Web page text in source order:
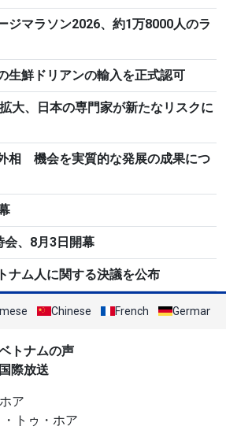
ジマラソン2026、約1万8000人のラ
生鮮ドリアンの輸入を正式認可
大、日本の専門家が新たなリスクに
相 機会を実質的な発展の成果につ
会、8月3日開幕
ム人に関する決議を公布
Chinese French German
トナムの声
国際放送
ア
トゥ・ホア